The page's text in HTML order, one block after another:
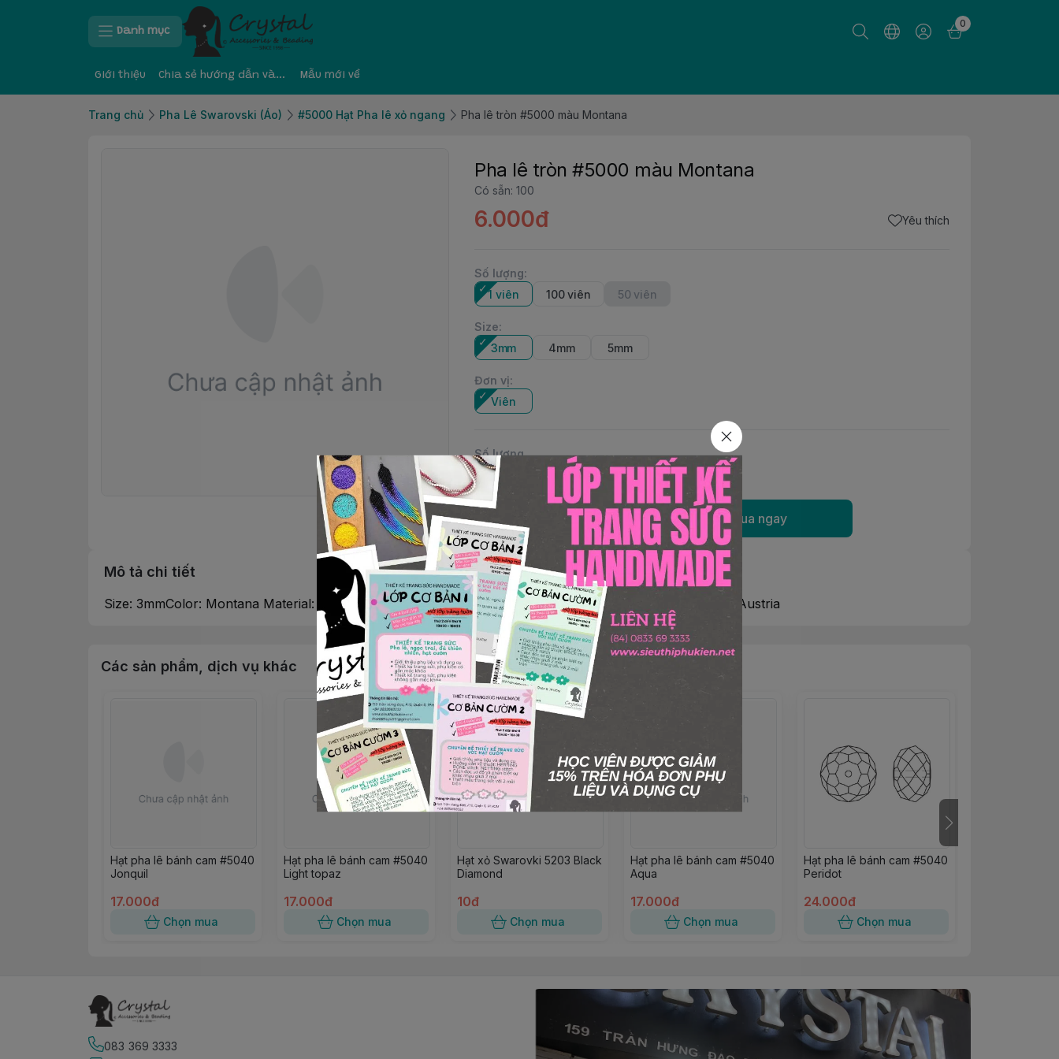
Danh mục
0
Giới thiệu Chia sẻ hướng dẫn và kinh nghiệm Mẫu mới về
Trang chủ Pha Lê Swarovski (Áo) #5000 Hạt Pha lê xỏ ngang Pha lê tròn #5000 màu Montana
Pha lê tròn #5000 màu Montana
Có sẵn: 100
6.000đ Yêu thích
Số lượng:
1 viên
100 viên 50 viên
Size:
3mm
4mm 5mm
Đơn vị:
Viên
Số lượng
Thêm giỏ hàng Mua ngay
Mô tả chi tiết
Size: 3mmColor: Montana Material: CrystalShape: RoundStyle: #5000Brand: SwarovskiCountry of Origin: Austria
Các sản phẩm, dịch vụ khác
Hạt pha lê bánh cam #5040
Jonquil
17.000đ
Chọn mua
Hạt pha lê bánh cam #5040
Light topaz
17.000đ
Chọn mua
Hạt xỏ Swarovki 5203 Black
Diamond
10đ
Chọn mua
Hạt pha lê bánh cam #5040
Aqua
17.000đ
Chọn mua
Hạt pha lê bánh cam #5040
Peridot
24.000đ
Chọn mua
083 369 3333